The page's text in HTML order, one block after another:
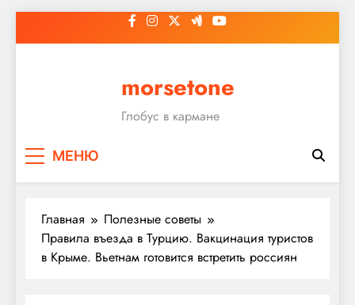
к
morsetone
Глобус в кармане
МЕНЮ
Главная
Полезные советы
Правила въезда в Турцию. Вакцинация туристов
в Крыме. Вьетнам готовится встретить россиян